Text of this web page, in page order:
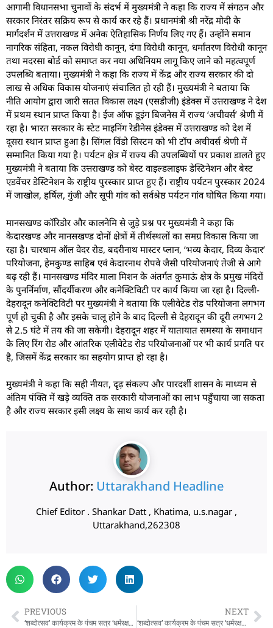
आगामी विधानसभा चुनावों के संदर्भ में मुख्यमंत्री ने कहा कि राज्य में संगठन और
सरकार निरंतर सक्रिय रूप से कार्य कर रहे हैं। प्रधानमंत्री श्री नरेंद्र मोदी के
मार्गदर्शन में उत्तराखण्ड में अनेक ऐतिहासिक निर्णय लिए गए हैं। उन्होंने समान
नागरिक संहिता, नकल विरोधी कानून, दंगा विरोधी कानून, धर्मांतरण विरोधी कानून
तथा मदरसा बोर्ड को समाप्त कर नया अधिनियम लागू किए जाने को महत्वपूर्ण
उपलब्धि बताया। मुख्यमंत्री ने कहा कि राज्य में केंद्र और राज्य सरकार की दो
लाख से अधिक विकास योजनाएं संचालित हो रही हैं। मुख्यमंत्री ने बताया कि
नीति आयोग द्वारा जारी सतत विकास लक्ष्य (एसडीजी) इंडेक्स में उत्तराखण्ड ने देश
में प्रथम स्थान प्राप्त किया है। ईज ऑफ डूइंग बिजनेस में राज्य ‘अचीवर्स’ श्रेणी में
रहा है। भारत सरकार के स्टेट माइनिंग रेडीनेस इंडेक्स में उत्तराखण्ड को देश में
दूसरा स्थान प्राप्त हुआ है। सिंगल विंडो सिस्टम को भी टॉप अचीवर्स श्रेणी में
सम्मानित किया गया है। पर्यटन क्षेत्र में राज्य की उपलब्धियों पर प्रकाश डालते हुए
मुख्यमंत्री ने बताया कि उत्तराखण्ड को बेस्ट वाइल्डलाइफ डेस्टिनेशन और बेस्ट
एडवेंचर डेस्टिनेशन के राष्ट्रीय पुरस्कार प्राप्त हुए हैं। राष्ट्रीय पर्यटन पुरस्कार 2024
में जाखोल, हर्षिल, गुंजी और सूपी गांव को सर्वश्रेष्ठ पर्यटन गांव घोषित किया गया।
मानसखण्ड कॉरिडोर और कालनेमि से जुड़े प्रश्न पर मुख्यमंत्री ने कहा कि
केदारखण्ड और मानसखण्ड दोनों क्षेत्रों में तीर्थस्थलों का समग्र विकास किया जा
रहा है। चारधाम ऑल वेदर रोड, बदरीनाथ मास्टर प्लान, ‘भव्य केदार, दिव्य केदार’
परियोजना, हेमकुण्ड साहिब एवं केदारनाथ रोपवे जैसी परियोजनाएं तेजी से आगे
बढ़ रही हैं। मानसखण्ड मंदिर माला मिशन के अंतर्गत कुमाऊं क्षेत्र के प्रमुख मंदिरों
के पुनर्निर्माण, सौंदर्यीकरण और कनेक्टिविटी पर कार्य किया जा रहा है। दिल्ली-
देहरादून कनेक्टिविटी पर मुख्यमंत्री ने बताया कि एलीवेटेड रोड परियोजना लगभग
पूर्ण हो चुकी है और इसके चालू होने के बाद दिल्ली से देहरादून की दूरी लगभग 2
से 2.5 घंटे में तय की जा सकेगी। देहरादून शहर में यातायात समस्या के समाधान
के लिए रिंग रोड और आंतरिक एलीवेटेड रोड परियोजनाओं पर भी कार्य प्रगति पर
है, जिसमें केंद्र सरकार का सहयोग प्राप्त हो रहा है।
मुख्यमंत्री ने कहा कि सही नीयत, दृढ़ संकल्प और पारदर्शी शासन के माध्यम से
अंतिम पंक्ति में खड़े व्यक्ति तक सरकारी योजनाओं का लाभ पहुँचाया जा सकता
है और राज्य सरकार इसी लक्ष्य के साथ कार्य कर रही है।
Author: Uttarakhand Headline
Chief Editor . Shankar Datt , Khatima, u.s.nagar ,
Uttarakhand,262308
PREVIOUS
‘शब्दोत्सव’ कार्यक्रम के पंचम सत्र ‘धर्मरक्षक धामी’ में पहुंचे मुख्यमंत्री पुष्कर सिंह धामी
NEXT
‘शब्दोत्सव’ कार्यक्रम के पंचम सत्र ‘धर्मरक्षक धामी’ में पहुंचे मुख्यमंत्री पुष्कर सिंह धामी